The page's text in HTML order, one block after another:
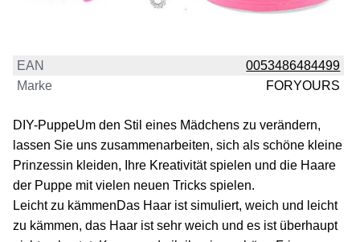
EAN
0053486484499
Marke
FORYOURS
DIY-PuppeUm den Stil eines Mädchens zu verändern,
lassen Sie uns zusammenarbeiten, sich als schöne kleine
Prinzessin kleiden, Ihre Kreativität spielen und die Haare
der Puppe mit vielen neuen Tricks spielen.
Leicht zu kämmenDas Haar ist simuliert, weich und leicht
zu kämmen, das Haar ist sehr weich und es ist überhaupt